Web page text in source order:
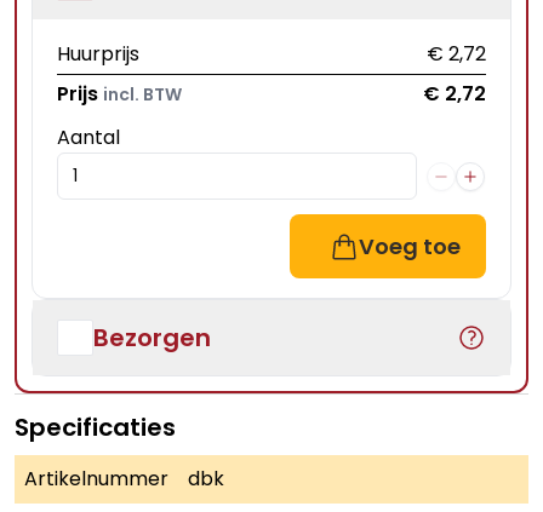
Huurprijs
€ 2,72
Prijs incl. BTW
€ 2,72
Aantal
Voeg toe
Bezorgen
Specificaties
Artikelnummer dbk